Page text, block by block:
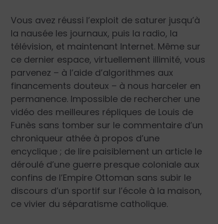
Vous avez réussi l’exploit de saturer jusqu’à
la nausée les journaux, puis la radio, la
télévision, et maintenant Internet. Même sur
ce dernier espace, virtuellement illimité, vous
parvenez – à l’aide d’algorithmes aux
financements douteux – à nous harceler en
permanence. Impossible de rechercher une
vidéo des meilleures répliques de Louis de
Funès sans tomber sur le commentaire d’un
chroniqueur athée à propos d’une
encyclique ; de lire paisiblement un article le
déroulé d’une guerre presque coloniale aux
confins de l’Empire Ottoman sans subir le
discours d’un sportif sur l’école à la maison,
ce vivier du séparatisme catholique.